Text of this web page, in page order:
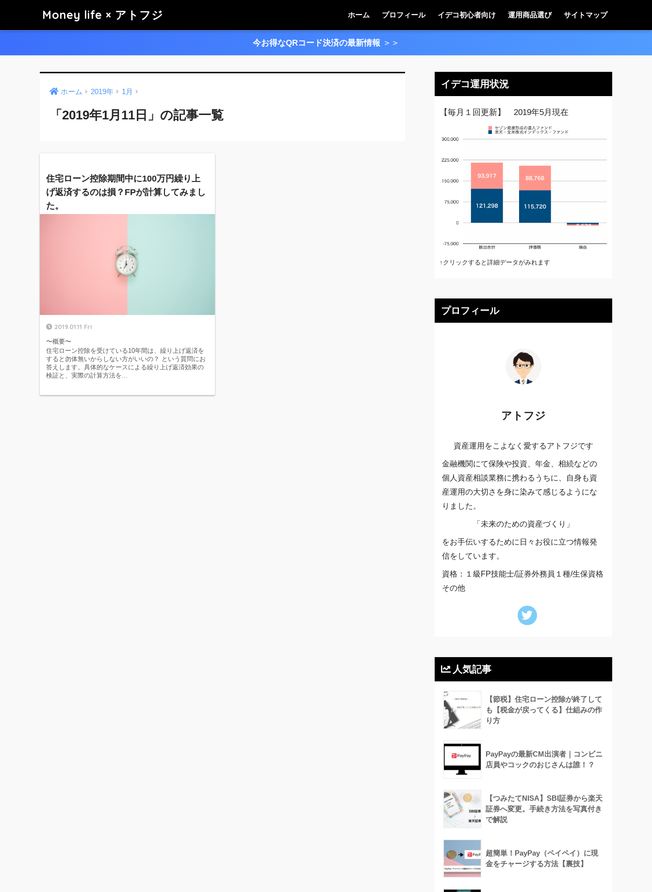
Money life × アトフジ ホーム プロフィール イデコ初心者向け 運用商品選び サイトマップ
今お得なQRコード決済の最新情報 ＞＞
ホーム 2019年 1月
「2019年1月11日」の記事一覧
住宅ローン控除期間中に100万円繰り上
げ返済するのは損？FPが計算してみまし
た。
2019.01.11 Fri
〜概要〜
住宅ローン控除を受けている10年間は、繰り上げ返済を
すると勿体無いからしない方がいいの？ という質問にお
答えします。具体的なケースによる繰り上げ返済効果の
検証と、実際の計算方法を...
イデコ運用状況
【毎月１回更新】 2019年5月現在
↑クリックすると詳細データがみれます
プロフィール
アトフジ
資産運用をこよなく愛するアトフジです
金融機関にて保険や投資、年金、相続などの
個人資産相談業務に携わるうちに、自身も資
産運用の大切さを身に染みて感じるようにな
りました。
「未来のための資産づくり」
をお手伝いするために日々お役に立つ情報発
信をしています。
資格：１級FP技能士/証券外務員１種/生保資格
その他
人気記事
【節税】住宅ローン控除が終了して
も【税金が戻ってくる】仕組みの作
り方
PayPayの最新CM出演者｜コンビニ
店員やコックのおじさんは誰！？
【つみたてNISA】SBI証券から楽天
証券へ変更。手続き方法を写真付き
で解説
超簡単！PayPay（ペイペイ）に現
金をチャージする方法【裏技】